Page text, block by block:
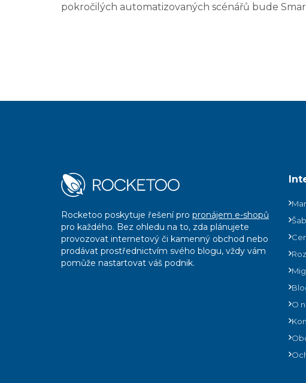
pokročilých automatizovaných scénářů bude
Rocketoo poskytuje řešení pro pronájem e-shopů
pro každého. Bez ohledu na to, zda plánujete
provozovat internetový či kamenný obchod nebo
prodávat prostřednictvím svého blogu, vždy vám
pomůže nastartovat váš podnik.
O